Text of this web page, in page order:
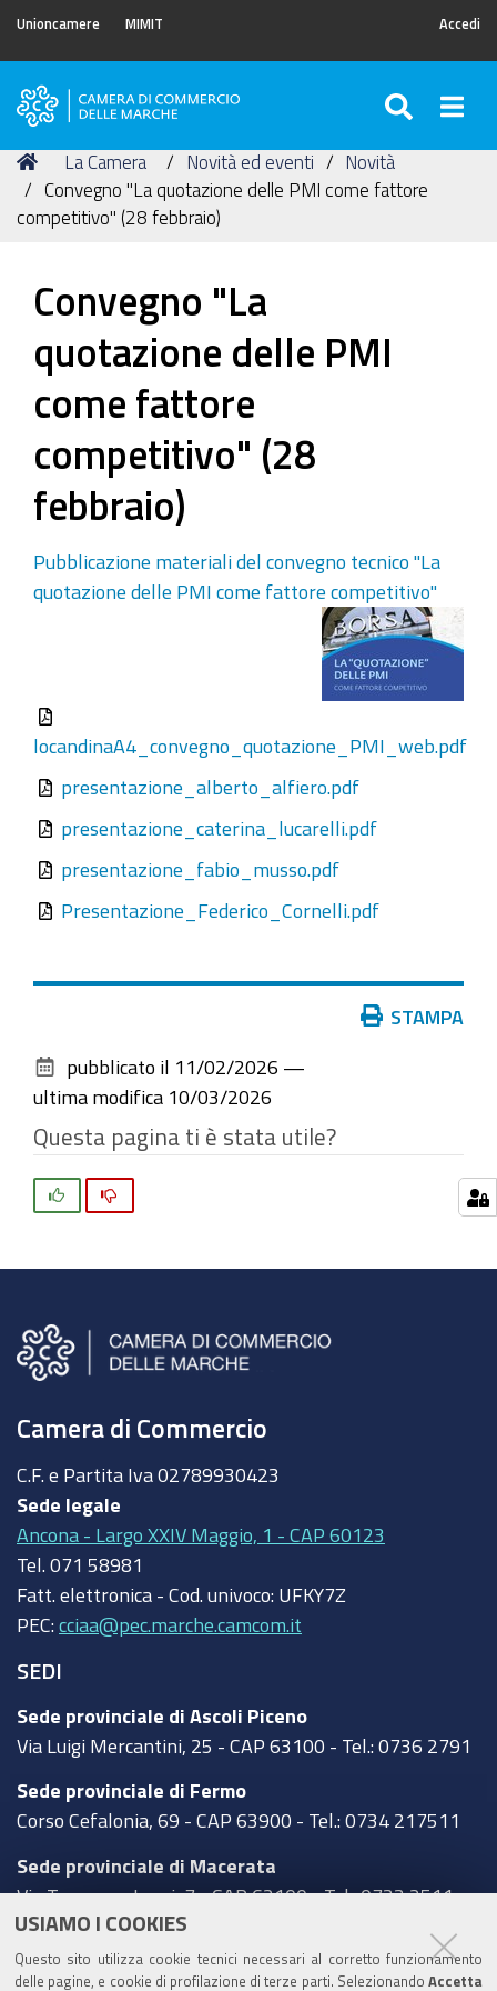
USIAMO I COOKIES
Questo sito utilizza cookie tecnici necessari al corretto funzionamento
delle pagine, e cookie di profilazione di terze parti. Selezionando Accetta
Unioncamere MIMIT Accedi
Camera
Commercio
delle
Marche
Tu
sei
qui:
Home
La Camera Novità ed eventi
Novità
Convegno "La quotazione delle PMI come fattore
competitivo" (28 febbraio)
Convegno "La
quotazione delle PMI
come fattore
competitivo" (28
febbraio)
Pubblicazione materiali del convegno tecnico "La
quotazione delle PMI come fattore competitivo"
locandinaA4_convegno_quotazione_PMI_web.pdf
presentazione_alberto_alfiero.pdf
presentazione_caterina_lucarelli.pdf
presentazione_fabio_musso.pdf
Presentazione_Federico_Cornelli.pdf
documento
STAMPA
pubblicato il 11/02/2026 —
ultima modifica 10/03/2026
Questa pagina ti è stata utile?
Camera di Commercio
C.F. e Partita Iva 02789930423
Sede legale
Ancona - Largo XXIV Maggio, 1 - CAP 60123
Tel. 071 58981
Fatt. elettronica - Cod. univoco: UFKY7Z
PEC: cciaa@pec.marche.camcom.it
SEDI
Sede provinciale di Ascoli Piceno
Via Luigi Mercantini, 25 - CAP 63100 - Tel.: 0736 2791
Sede provinciale di Fermo
Corso Cefalonia, 69 - CAP 63900 - Tel.: 0734 217511
Sede provinciale di Macerata
Via Tommaso Lauri, 7 - CAP 62100 - Tel.: 0733 2511
Corso XI Settembre, 116 - CAP 61121 - Tel.: 0721